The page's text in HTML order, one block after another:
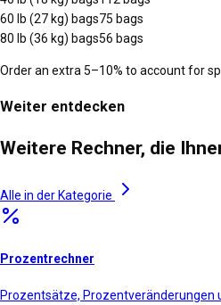
60 lb (27 kg) bags75 bags
80 lb (36 kg) bags56 bags
Order an extra 5–10% to account for
Weiter entdecken
Weitere Rechner, die
Alle in der Kategorie
Prozentrechner
Prozentsätze,